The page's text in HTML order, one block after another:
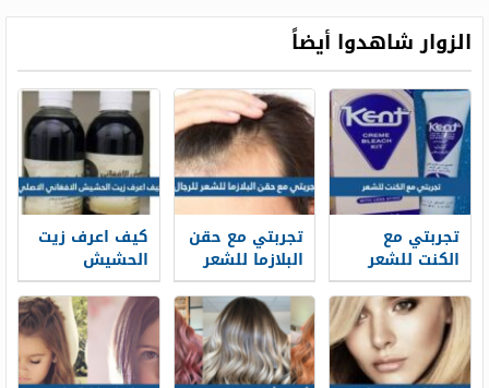
متوقعةالزوار شاهدوا أيضاً
تجربتي مع
الكنت للشعر
وكيفية
استخدامه
تجربتي مع حقن
البلازما للشعر
للرجال مضمون
كيف اعرف زيت
الحشيش
الافغاني الاصلي